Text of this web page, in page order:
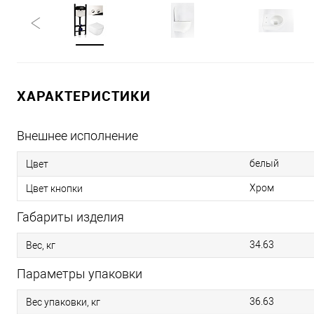
ХАРАКТЕРИСТИКИ
Внешнее исполнение
Цвет белый
Цвет кнопки Хром
Габариты изделия
Вес, кг 34.63
Параметры упаковки
Вес упаковки, кг 36.63